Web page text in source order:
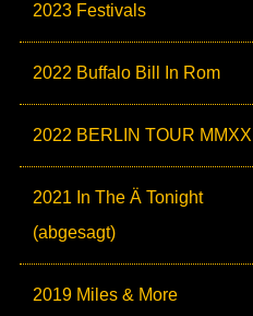
2023 Festivals
2022 Buffalo Bill In Rom
2022 BERLIN TOUR MMXXII
2021 In The Ä Tonight
(abgesagt)
2019 Miles & More